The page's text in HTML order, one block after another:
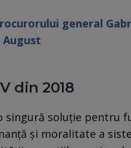
general
August
din 2018
singură soluţie pentru
şi moralitate a